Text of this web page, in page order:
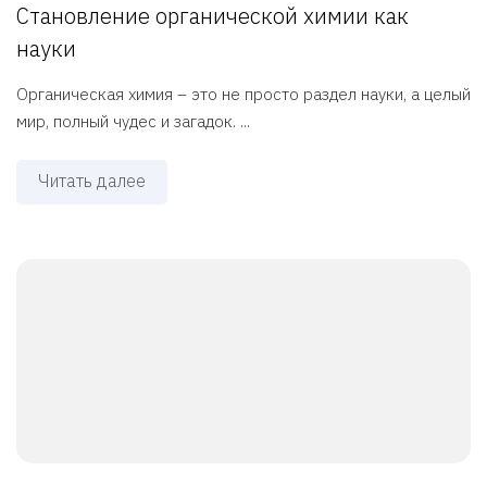
Становление органической химии как
науки
Органическая химия – это не просто раздел науки, а целый
мир, полный чудес и загадок. ...
Читать далее